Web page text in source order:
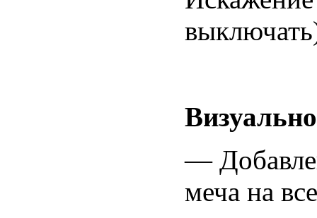
Визуально
—
меча на